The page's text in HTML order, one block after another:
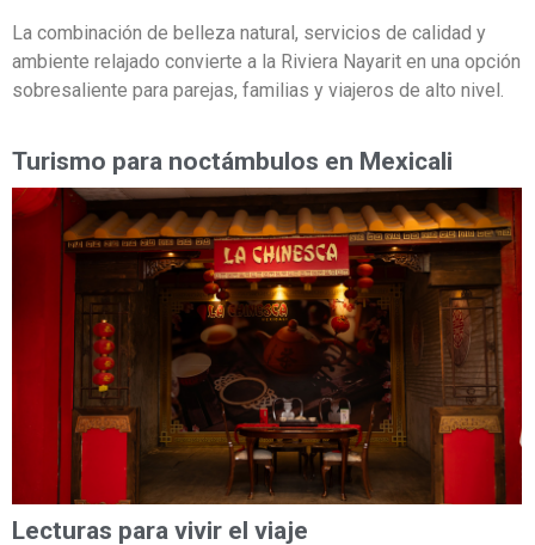
La combinación de belleza natural, servicios de calidad y
ambiente relajado convierte a la Riviera Nayarit en una opción
sobresaliente para parejas, familias y viajeros de alto nivel.
Turismo para noctámbulos en Mexicali
Lecturas para vivir el viaje